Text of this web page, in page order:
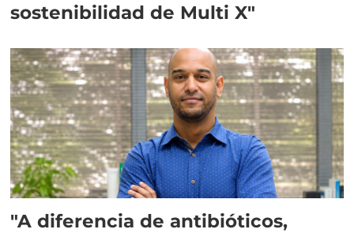
sostenibilidad de Multi X"
"A diferencia de antibióticos,